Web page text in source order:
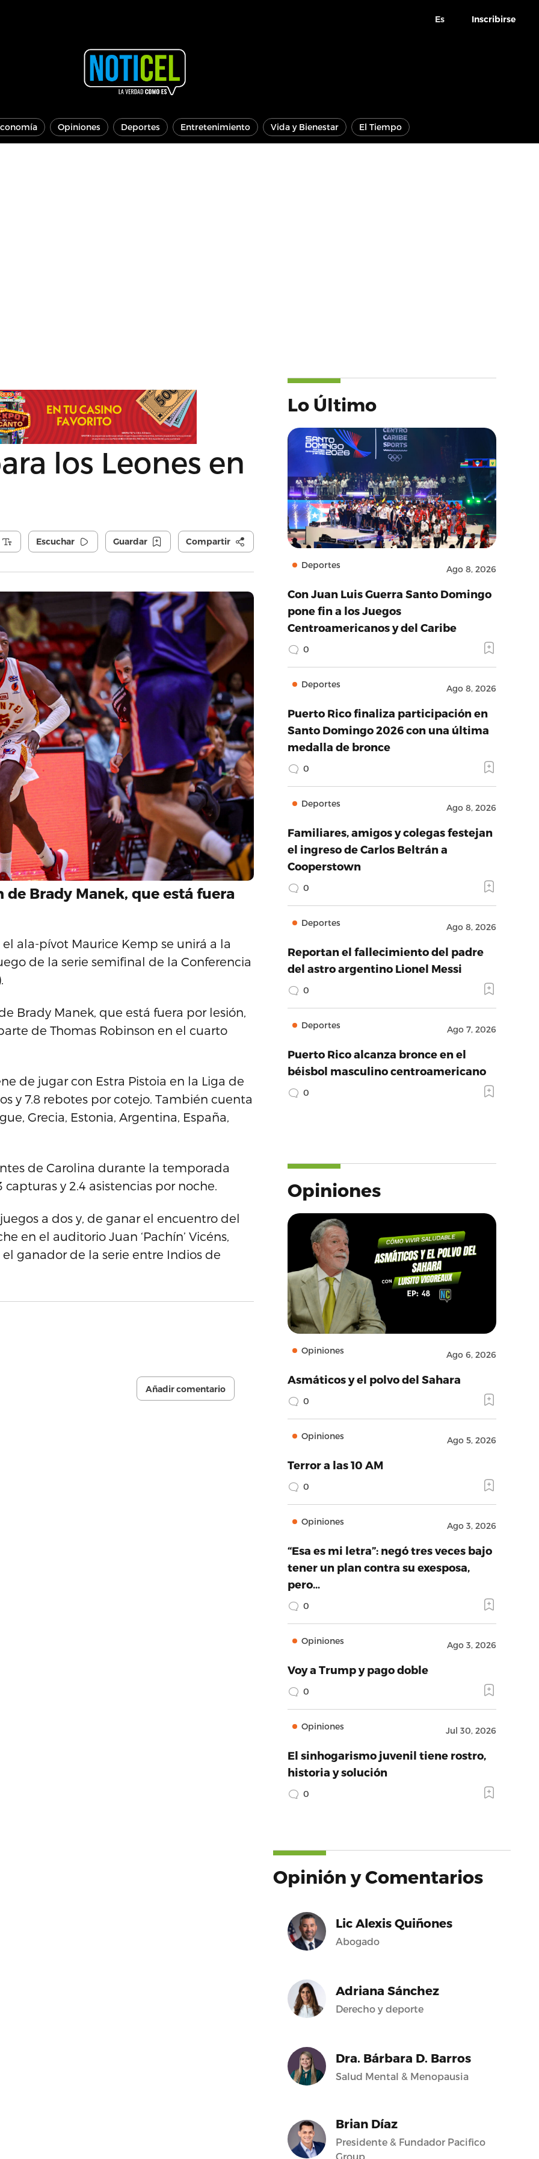
Es Inscribirse
Opiniones Deportes Entretenimiento Vida y Bienestar El Tiempo
los Leones en
Escuchar Guardar Compartir
de Brady Manek, que está fuera
ala-pívot Maurice Kemp se unirá a la
de la serie semifinal de la Conferencia
Brady Manek, que está fuera por lesión,
de Thomas Robinson en el cuarto
de jugar con Estra Pistoia en la Liga de
y 7.8 rebotes por cotejo. También cuenta
Grecia, Estonia, Argentina, España,
de Carolina durante la temporada
y 2.4 asistencias por noche.
a dos y, de ganar el encuentro del
en el auditorio Juan ‘Pachín’ Vicéns,
ganador de la serie entre Indios de
Añadir comentario
Lo Último
Deportes Ago 8, 2026
Con Juan Luis Guerra Santo Domingo
pone fin a los Juegos
Centroamericanos y del Caribe
0
Deportes Ago 8, 2026
Puerto Rico finaliza participación en
Santo Domingo 2026 con una última
medalla de bronce
0
Deportes Ago 8, 2026
Familiares, amigos y colegas festejan
el ingreso de Carlos Beltrán a
Cooperstown
0
Deportes Ago 8, 2026
Reportan el fallecimiento del padre
del astro argentino Lionel Messi
0
Deportes Ago 7, 2026
Puerto Rico alcanza bronce en el
béisbol masculino centroamericano
0
Opiniones
Opiniones Ago 6, 2026
Asmáticos y el polvo del Sahara
0
Opiniones Ago 5, 2026
Terror a las 10 AM
0
Opiniones Ago 3, 2026
“Esa es mi letra”: negó tres veces bajo
tener un plan contra su exesposa,
pero…
0
Opiniones Ago 3, 2026
Voy a Trump y pago doble
0
Opiniones Jul 30, 2026
El sinhogarismo juvenil tiene rostro,
historia y solución
0
Opinión y Comentarios
Lic Alexis Quiñones
Abogado
Adriana Sánchez
Derecho y deporte
Dra. Bárbara D. Barros
Salud Mental & Menopausia
Brian Díaz
Presidente & Fundador Pacifico
Group